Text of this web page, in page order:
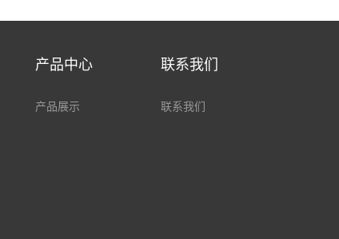
产品中心
产品展示
联系我们
联系我们